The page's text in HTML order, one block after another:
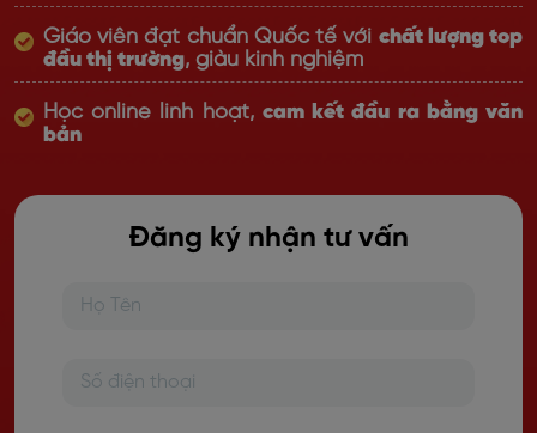
Giáo viên đạt chuẩn Quốc tế với chất lượng top
đầu thị trường, giàu kinh nghiệm
Học online linh hoạt, cam kết đầu ra bằng văn
bản
Đăng ký nhận tư vấn